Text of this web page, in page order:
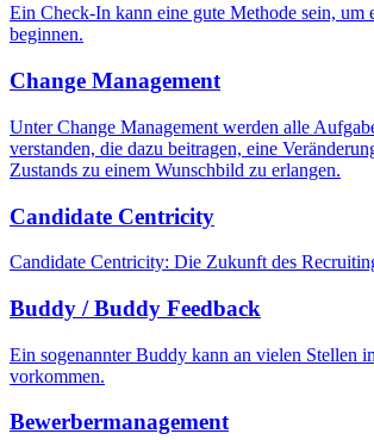
Ein Check-In kann eine gute Methode sein, um
beginnen.
Change Management
Unter Change Management werden alle
verstanden, die dazu beitragen, eine
Zustands zu einem Wunschbild zu erlangen.
Candidate Centricity
Candidate Centricity: Die Zukunft des
Buddy / Buddy Feedback
Ein sogenannter Buddy kann an vielen Stellen
vorkommen.
Bewerbermanagement